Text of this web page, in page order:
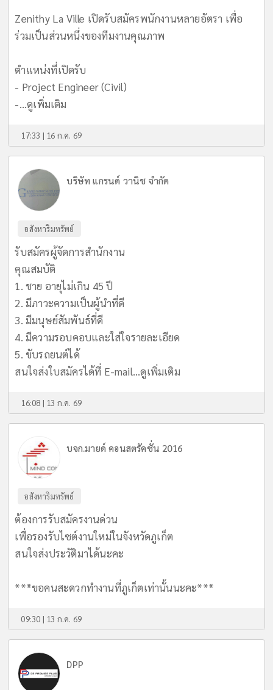
Zenithy La Ville เปิดรับสมัครพนักงานหลายอัตรา เพื่อ
ร่วมเป็นส่วนหนึ่งของทีมงานคุณภาพ
ตำแหน่งที่เปิดรับ
- Project Engineer (Civil)
-...ดูเพิ่มเติม
17:33 | 16 ก.ค. 69
บริษัท แกรนด์ วานิช จำกัด
อสังหาริมทรัพย์
รับสมัครผู้จัดการสำนักงาน
คุณสมบัติ
1. ชาย อายุไม่เกิน 45 ปี
2. มีภาวะความเป็นผู้นำที่ดี
3. มีมนุษย์สัมพันธ์ที่ดี
4. มีความรอบคอบและใส่ใจรายละเอียด
5. ขับรถยนต์ได้
สนใจส่งใบสมัครได้ที่ E-mail...ดูเพิ่มเติม
16:08 | 13 ก.ค. 69
บจก.มายด์ คอนสตรัคชั่น 2016
อสังหาริมทรัพย์
ต้องการรับสมัครงานด่วน
เพื่อรองรับไซต์งานใหม่ในจังหวัดภูเก็ต
สนใจส่งประวัติมาได้นะคะ
***ขอคนสะดวกทำงานที่ภูเก็ตเท่านั้นนะคะ***
09:30 | 13 ก.ค. 69
DPP